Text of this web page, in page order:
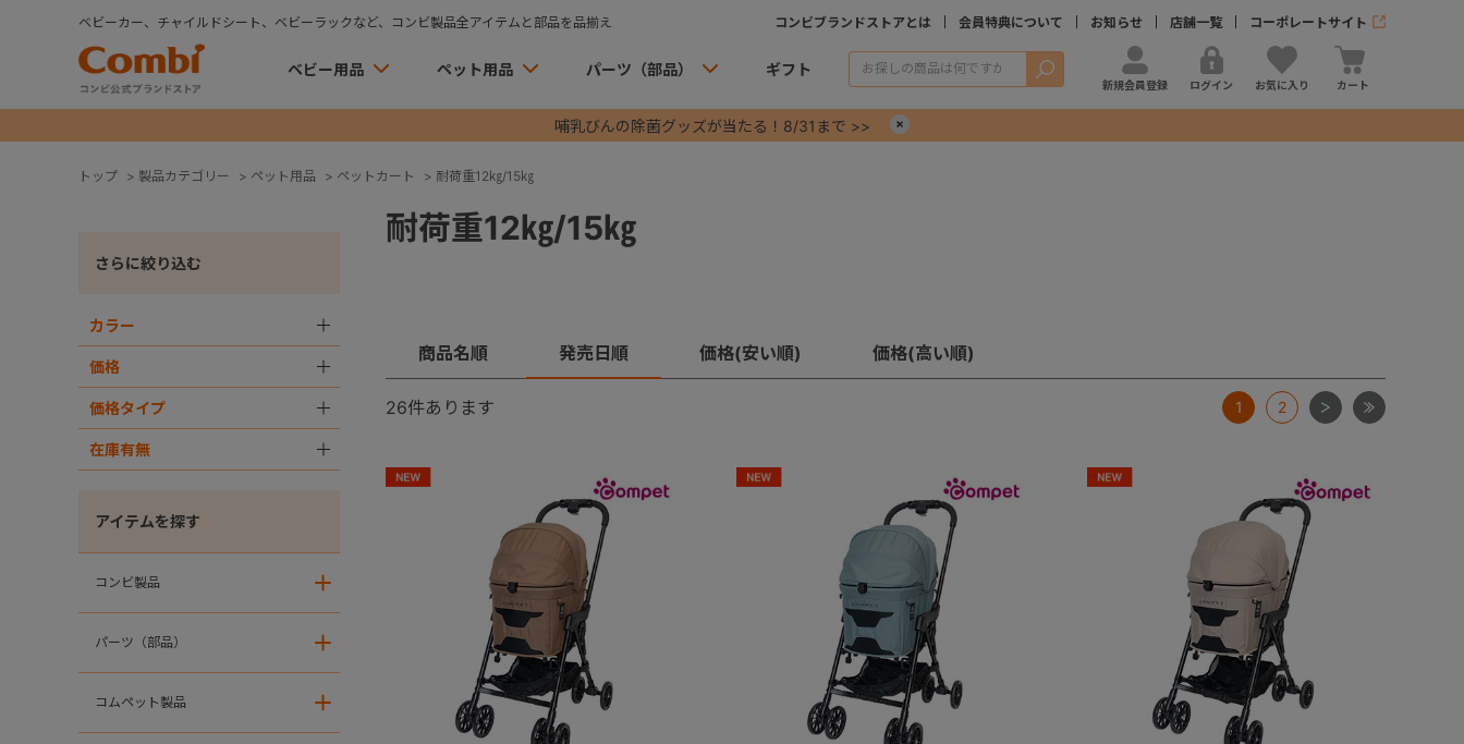
ベビーカー、チャイルドシート、ベビーラックなど、コンビ製品全アイテムと部品を品揃え コンビブランドストアとは 会員特典について お知らせ 店舗一覧 コーポレートサイト
ベビー用品 ペット用品 パーツ（部品） ギフト 検索
新規会員登録 ログイン お気に入り カート
哺乳びんの除菌グッズが当たる！8/31まで >>
トップ > 製品カテゴリー > ペット用品 > ペットカート > 耐荷重12㎏/15㎏
さらに絞り込む
カラー
価格
価格タイプ
在庫有無
アイテムを探す
コンビ製品
パーツ（部品）
コムペット製品
耐荷重12㎏/15㎏
商品名順 発売日順 価格(安い順) 価格(高い順)
26件あります 1 2 次 最後